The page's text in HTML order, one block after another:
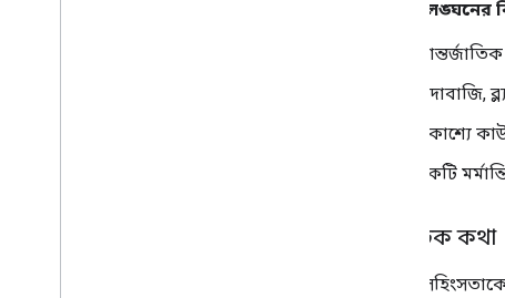
এখানে লঙ্ঘনের
প্রকাশ্যে
একটি
ঘৃণাবাচক কথা
ঘৃণা বা